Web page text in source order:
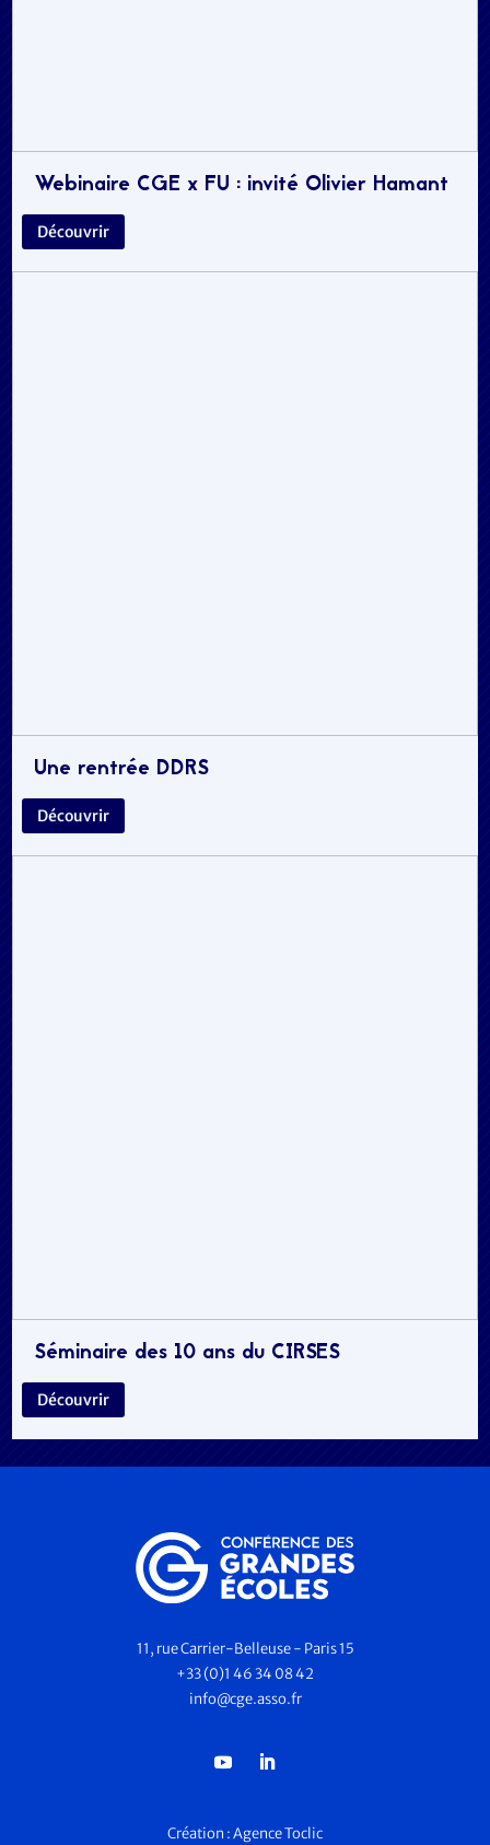
Webinaire CGE x FU : invité Olivier Hamant
Découvrir
Une rentrée DDRS
Découvrir
Séminaire des 10 ans du CIRSES
Découvrir
11, rue Carrier-Belleuse - Paris 15
+33 (0)1 46 34 08 42
info@cge.asso.fr
Création :Agence Toclic